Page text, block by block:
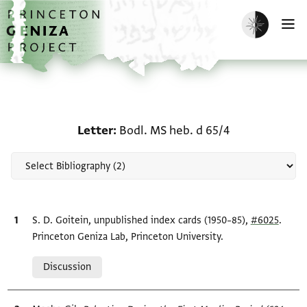
Skip to main content
home
Enable dark
Letter Bodl. MS heb. d 65/4
Bibliographic citation
S. D. Goitein, unpublished index cards (1950–85), #6025.
Princeton Geniza Lab, Princeton University.
Discussion